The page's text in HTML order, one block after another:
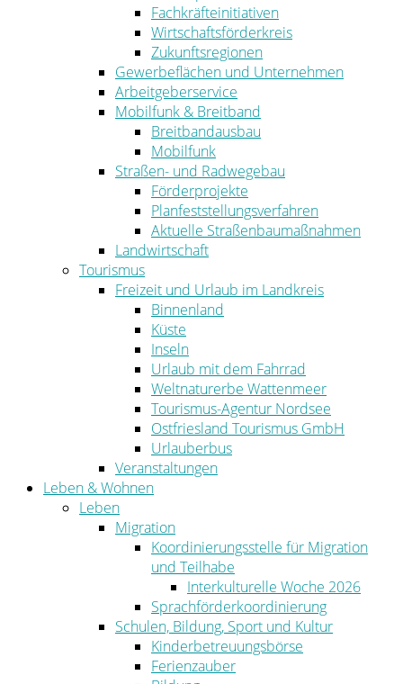
Fachkräfteinitiativen
Wirtschaftsförderkreis
Zukunftsregionen
Gewerbeflächen und Unternehmen
Arbeitgeberservice
Mobilfunk & Breitband
Breitbandausbau
Mobilfunk
Straßen- und Radwegebau
Förderprojekte
Planfeststellungsverfahren
Aktuelle Straßenbaumaßnahmen
Landwirtschaft
Tourismus
Freizeit und Urlaub im Landkreis
Binnenland
Küste
Inseln
Urlaub mit dem Fahrrad
Weltnaturerbe Wattenmeer
Tourismus-Agentur Nordsee
Ostfriesland Tourismus GmbH
Urlauberbus
Veranstaltungen
Leben & Wohnen
Leben
Migration
Koordinierungsstelle für Migration
und Teilhabe
Interkulturelle Woche 2026
Sprachförderkoordinierung
Schulen, Bildung, Sport und Kultur
Kinderbetreuungsbörse
Ferienzauber